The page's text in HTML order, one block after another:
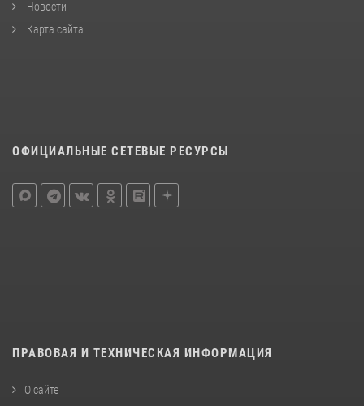
Новости
Карта сайта
ОФИЦИАЛЬНЫЕ СЕТЕВЫЕ РЕСУРСЫ
ПРАВОВАЯ И ТЕХНИЧЕСКАЯ ИНФОРМАЦИЯ
О сайте